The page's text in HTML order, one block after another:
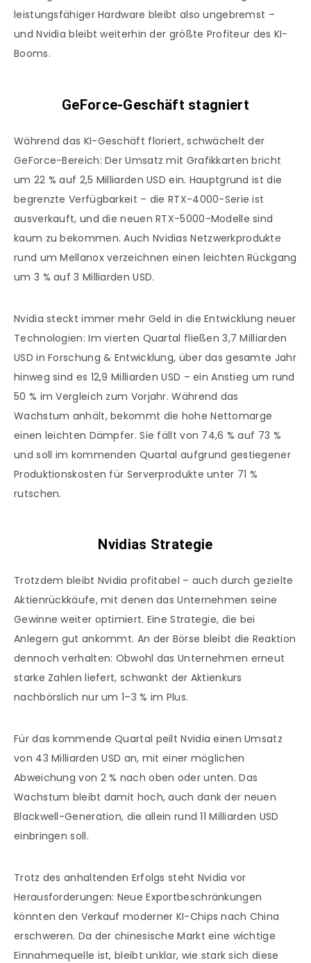
leistungsfähiger Hardware bleibt also ungebremst –
und Nvidia bleibt weiterhin der größte Profiteur des KI-
Booms.
GeForce-Geschäft stagniert
Während das KI-Geschäft floriert, schwächelt der
GeForce-Bereich: Der Umsatz mit Grafikkarten bricht
um 22 % auf 2,5 Milliarden USD ein. Hauptgrund ist die
begrenzte Verfügbarkeit – die RTX-4000-Serie ist
ausverkauft, und die neuen RTX-5000-Modelle sind
kaum zu bekommen. Auch Nvidias Netzwerkprodukte
rund um Mellanox verzeichnen einen leichten Rückgang
um 3 % auf 3 Milliarden USD.
Nvidia steckt immer mehr Geld in die Entwicklung neuer
Technologien: Im vierten Quartal fließen 3,7 Milliarden
USD in Forschung & Entwicklung, über das gesamte Jahr
hinweg sind es 12,9 Milliarden USD – ein Anstieg um rund
50 % im Vergleich zum Vorjahr. Während das
Wachstum anhält, bekommt die hohe Nettomarge
einen leichten Dämpfer. Sie fällt von 74,6 % auf 73 %
und soll im kommenden Quartal aufgrund gestiegener
Produktionskosten für Serverprodukte unter 71 %
rutschen.
Nvidias Strategie
Trotzdem bleibt Nvidia profitabel – auch durch gezielte
Aktienrückkäufe, mit denen das Unternehmen seine
Gewinne weiter optimiert. Eine Strategie, die bei
Anlegern gut ankommt. An der Börse bleibt die Reaktion
dennoch verhalten: Obwohl das Unternehmen erneut
starke Zahlen liefert, schwankt der Aktienkurs
nachbörslich nur um 1–3 % im Plus.
Für das kommende Quartal peilt Nvidia einen Umsatz
von 43 Milliarden USD an, mit einer möglichen
Abweichung von 2 % nach oben oder unten. Das
Wachstum bleibt damit hoch, auch dank der neuen
Blackwell-Generation, die allein rund 11 Milliarden USD
einbringen soll.
Trotz des anhaltenden Erfolgs steht Nvidia vor
Herausforderungen: Neue Exportbeschränkungen
könnten den Verkauf moderner KI-Chips nach China
erschweren. Da der chinesische Markt eine wichtige
Einnahmequelle ist, bleibt unklar, wie stark sich diese